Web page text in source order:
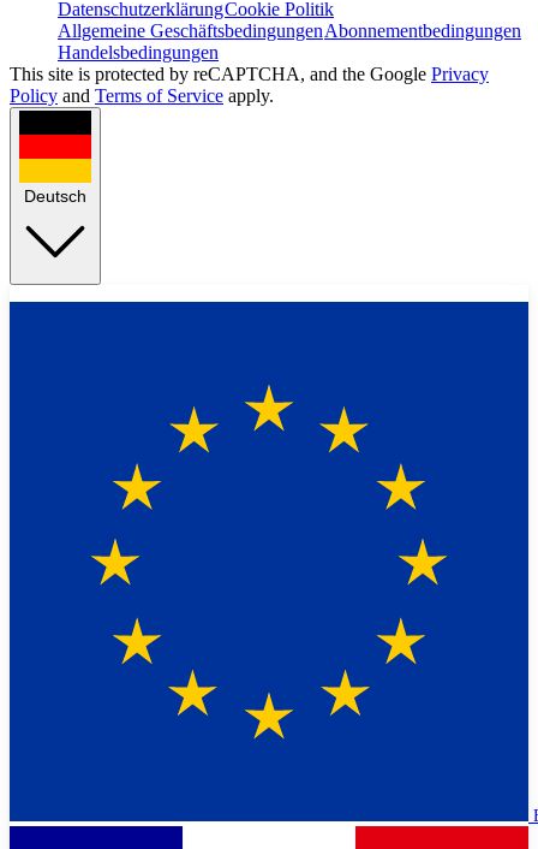
DatenschutzerklärungCookie Politik
Allgemeine GeschäftsbedingungenAbonnementbedingungen
Handelsbedingungen
This site is protected by reCAPTCHA, and the Google Privacy
Policy and Terms of Service apply.
Deutsch